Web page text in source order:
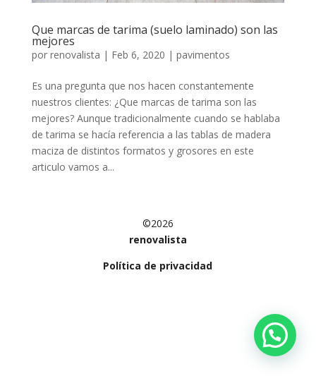
Que marcas de tarima (suelo laminado) son las
mejores
por renovalista | Feb 6, 2020 | pavimentos
Es una pregunta que nos hacen constantemente
nuestros clientes: ¿Que marcas de tarima son las
mejores? Aunque tradicionalmente cuando se hablaba
de tarima se hacía referencia a las tablas de madera
maciza de distintos formatos y grosores en este
articulo vamos a...
©2026
renovalista
Política de privacidad